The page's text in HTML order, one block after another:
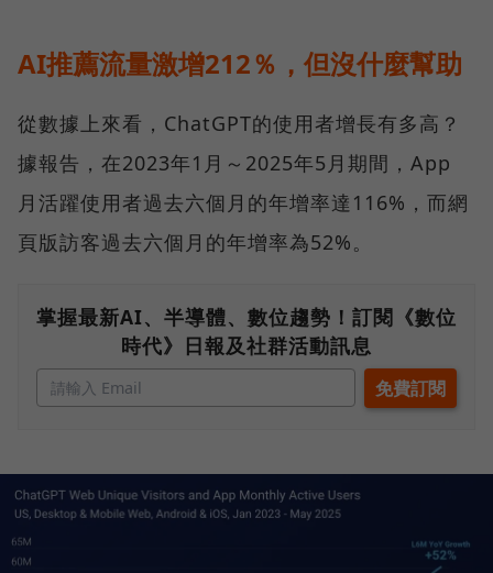
AI推薦流量激增212％，但沒什麼幫助
從數據上來看，ChatGPT的使用者增長有多高？
據報告，在2023年1月～2025年5月期間，App
月活躍使用者過去六個月的年增率達116%，而網
頁版訪客過去六個月的年增率為52%。
掌握最新AI、半導體、數位趨勢！訂閱《數位
時代》日報及社群活動訊息